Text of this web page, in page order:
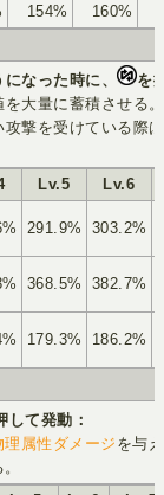
154% 160%
になった時に、
を
大量に蓄積させる。
撃を受けている際
Lv.5
Lv.6
291.9% 303.2%
368.5% 382.7%
179.3% 186.2%
して発動：
理属性ダメージ を与